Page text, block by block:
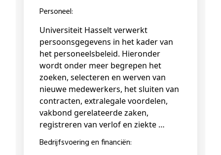
Personeel:
Universiteit Hasselt verwerkt
persoonsgegevens in het kader van
het personeelsbeleid. Hieronder
wordt onder meer begrepen het
zoeken, selecteren en werven van
nieuwe medewerkers, het sluiten van
contracten, extralegale voordelen,
vakbond gerelateerde zaken,
registreren van verlof en ziekte …
Bedrijfsvoering en financiën: